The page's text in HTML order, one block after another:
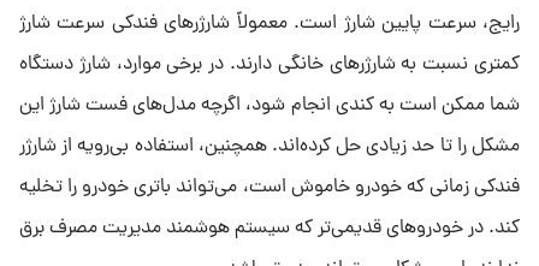
رایج، سرعت پایین شارژ است. معمولاً شارژرهای فندکی سرعت شارژ
کمتری نسبت به شارژرهای خانگی دارند. در برخی موارد، شارژ دستگاه
شما ممکن است به کندی انجام شود، اگرچه مدل‌های فست شارژ این
مشکل را تا حد زیادی حل کرده‌اند. همچنین، استفاده بی‌رویه از شارژر
فندکی زمانی که خودرو خاموش است، می‌تواند باتری خودرو را تخلیه
کند. در خودروهای قدیمی‌تر که سیستم هوشمند مدیریت مصرف برق